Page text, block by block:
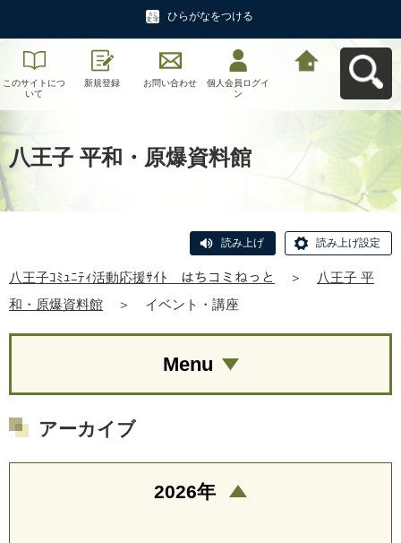
ひらがなをつける
このサイトにつ
いて
新規登録 お問い合わせ
個人会員ログイ
ン
八王子 平和・原爆資料館
読み上げ 読み上げ設定
八王子ｺﾐｭﾆﾃｨ活動応援ｻｲﾄ はちコミねっと ＞
八王子 平
和・原爆資料館
＞ イベント・講座
Menu
アーカイブ
2026年